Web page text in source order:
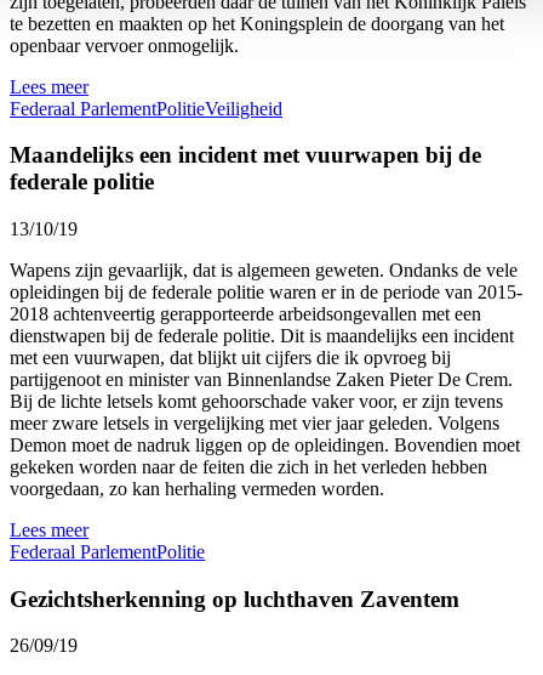
te bezetten en maakten op het Koningsplein de doorgang van het
openbaar vervoer onmogelijk.
Lees meer
Federaal ParlementPolitieVeiligheid
Maandelijks een incident met vuurwapen bij de
federale politie
13/10/19
Wapens zijn gevaarlijk, dat is algemeen geweten. Ondanks de vele
opleidingen bij de federale politie waren er in de periode van 2015-
2018 achtenveertig gerapporteerde arbeidsongevallen met een
dienstwapen bij de federale politie. Dit is maandelijks een incident
met een vuurwapen, dat blijkt uit cijfers die ik opvroeg bij
partijgenoot en minister van Binnenlandse Zaken Pieter De Crem.
Bij de lichte letsels komt gehoorschade vaker voor, er zijn tevens
meer zware letsels in vergelijking met vier jaar geleden. Volgens
Demon moet de nadruk liggen op de opleidingen. Bovendien moet
gekeken worden naar de feiten die zich in het verleden hebben
voorgedaan, zo kan herhaling vermeden worden.
Lees meer
Federaal ParlementPolitie
Gezichtsherkenning op luchthaven Zaventem
26/09/19